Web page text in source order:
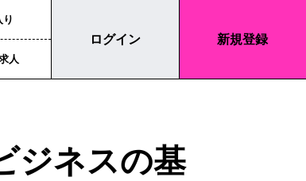
り
人
ログイン 新規登録
ジネスの基